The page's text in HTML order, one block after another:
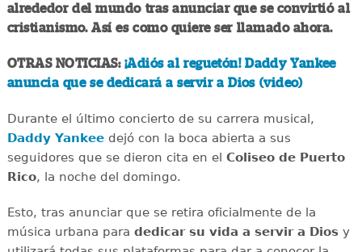
alrededor del mundo tras anunciar que se convirtió al
cristianismo. Así es como quiere ser llamado ahora.
OTRAS NOTICIAS: ¡Adiós al reguetón! Daddy Yankee
anuncia que se dedicará a servir a Dios (video)
Durante el último concierto de su carrera musical,
Daddy Yankeedejó con la boca abierta a sus
seguidores que se dieron cita en el Coliseo de Puerto
Rico, la noche del domingo.
Esto, tras anunciar que se retira oficialmente de la
música urbana para dedicar su vida a servir a Diosy